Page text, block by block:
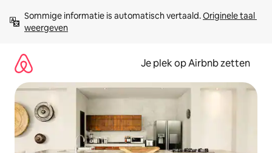
direct
naar
Sommige informatie is automatisch vertaald. Originele taal
weergeven
Je plek op Airbnb zetten